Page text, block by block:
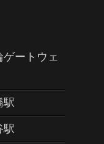
ートウェ
駅
駅